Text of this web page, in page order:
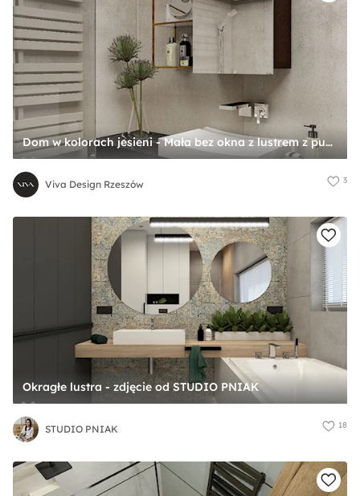
Dom w kolorach jesieni - Mała bez okna z lustrem z punktowym oświetleniem łazienka, styl nowoczesny - zdjęcie od Viva Design Rzeszów
Viva Design Rzeszów 3
Okragłe lustra - zdjęcie od STUDIO PNIAK
STUDIO PNIAK 18